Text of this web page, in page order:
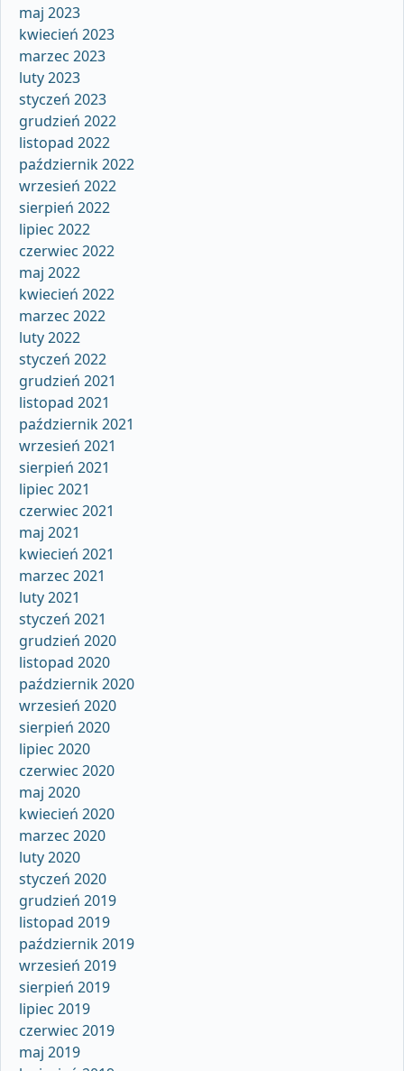
maj 2023
kwiecień 2023
marzec 2023
luty 2023
styczeń 2023
grudzień 2022
listopad 2022
październik 2022
wrzesień 2022
sierpień 2022
lipiec 2022
czerwiec 2022
maj 2022
kwiecień 2022
marzec 2022
luty 2022
styczeń 2022
grudzień 2021
listopad 2021
październik 2021
wrzesień 2021
sierpień 2021
lipiec 2021
czerwiec 2021
maj 2021
kwiecień 2021
marzec 2021
luty 2021
styczeń 2021
grudzień 2020
listopad 2020
październik 2020
wrzesień 2020
sierpień 2020
lipiec 2020
czerwiec 2020
maj 2020
kwiecień 2020
marzec 2020
luty 2020
styczeń 2020
grudzień 2019
listopad 2019
październik 2019
wrzesień 2019
sierpień 2019
lipiec 2019
czerwiec 2019
maj 2019